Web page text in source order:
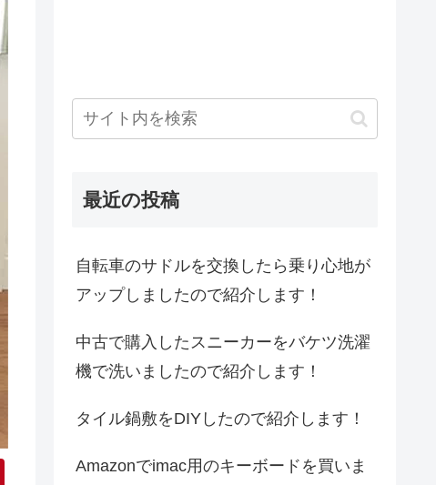
最近の投稿
自転車のサドルを交換したら乗り心地が
アップしましたので紹介します！
中古で購入したスニーカーをバケツ洗濯
機で洗いましたので紹介します！
タイル鍋敷をDIYしたので紹介します！
Amazonでimac用のキーボードを買いま